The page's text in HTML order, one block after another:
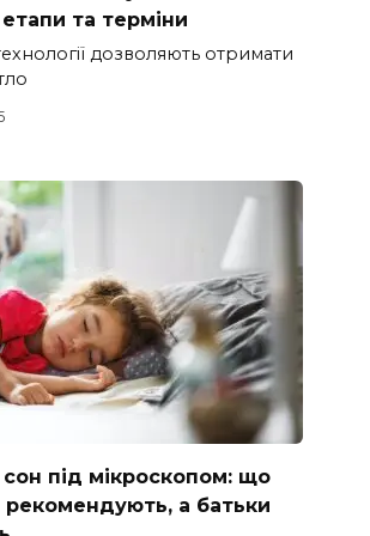
та терміни
дозволяють отримати
під мікроскопом: що
рекомендують, а батьки